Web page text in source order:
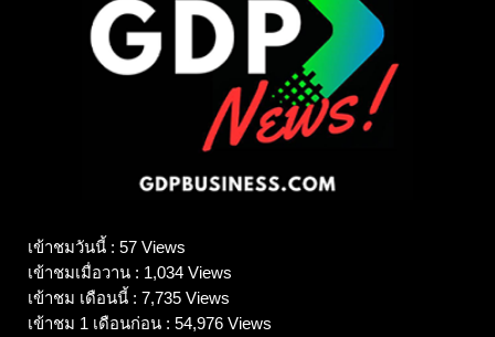
เข้าชมวันนี้ : 57 Views
เข้าชมเมื่อวาน : 1,034 Views
เข้าชม เดือนนี้ : 7,735 Views
เข้าชม 1 เดือนก่อน : 54,976 Views